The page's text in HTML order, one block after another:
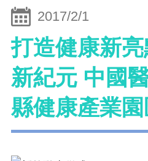
2017/2/1
打造健康新
新紀元 中國
縣健康產業